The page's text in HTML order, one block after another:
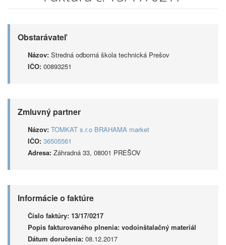
Obstarávateľ
Názov: Stredná odborná škola technická Prešov
IČO: 00893251
Zmluvný partner
Názov: TOMKAT s.r.o BRAHAMA market
IČO: 36505561
Adresa: Záhradná 33, 08001 PREŠOV
Informácie o faktúre
Číslo faktúry: 13/17/0217
Popis fakturovaného plnenia: vodoinštalačný materiál
Dátum doručenia: 08.12.2017